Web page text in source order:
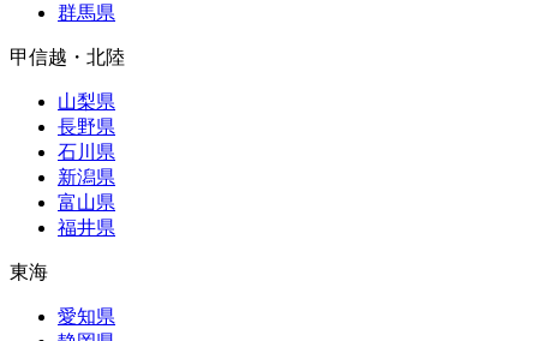
群馬県
甲信越・北陸
山梨県
長野県
石川県
新潟県
富山県
福井県
東海
愛知県